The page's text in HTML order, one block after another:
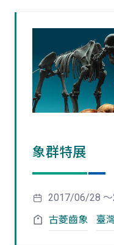
象群特展
2017/06/28
古菱齒象
臺